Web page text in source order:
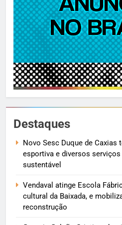
Destaques
Novo Sesc Duque de Caxias
esportiva e diversos
sustentável
Vendaval atinge Escola
cultural da Baixada, e
reconstrução